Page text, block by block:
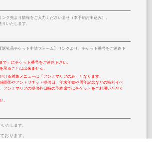
ンク先より情報をご入力くださいませ（本予約お申込み）。
りいたします。
返礼品チケット申請フォーム】リンクより、チケット番号をご連絡下
で」にチケット番号をご連絡下さい。
承ることは出来ません。
ける対象メニューは「アンナマリアのみ」となります。
間帯やアントワネット提供日、年末年始や周年記念などの特別イベ
アンナマリアの提供外日時の予約席ではチケットをご利用いただく
。
たします。
おります。